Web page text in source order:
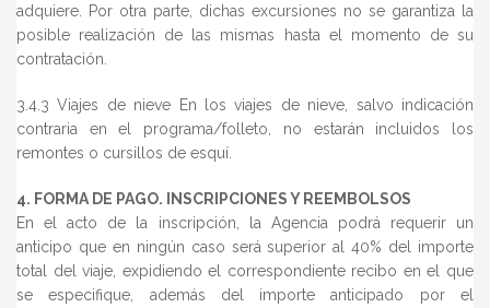
adquiere. Por otra parte, dichas excursiones no se garantiza la
posible realización de las mismas hasta el momento de su
contratación.
3.4.3 Viajes de nieve En los viajes de nieve, salvo indicación
contraria en el programa/folleto, no estarán incluidos los
remontes o cursillos de esquí.
4. FORMA DE PAGO. INSCRIPCIONES Y REEMBOLSOS
En el acto de la inscripción, la Agencia podrá requerir un
anticipo que en ningún caso será superior al 40% del importe
total del viaje, expidiendo el correspondiente recibo en el que
se especifique, además del importe anticipado por el